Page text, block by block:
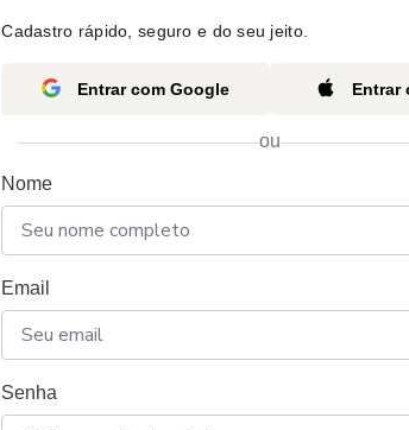
Cadastro rápido, seguro e do seu jeito.
Entrar com Google Entrar
ou
Nome
Email
Senha